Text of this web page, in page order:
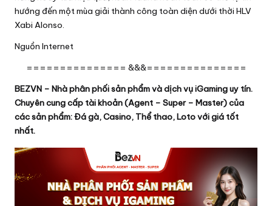
hướng đến một mùa giải thành công toàn diện dưới thời HLV
Xabi Alonso.
Nguồn Internet
=============== &&&===============
BEZVN – Nhà phân phối sản phẩm và dịch vụ iGaming uy tín.
Chuyên cung cấp tài khoản (Agent – Super – Master) của
các sản phẩm: Đá gà, Casino, Thể thao, Loto với giá tốt
nhất.